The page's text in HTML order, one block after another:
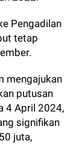
Pengadilan
tetap
mengajukan
putusan
4 April 2024,
signifikan
juta,